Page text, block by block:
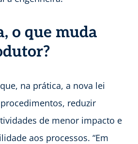
o que muda
na prática, a nova lei
reduzir
de menor impacto e
aos processos. “Em